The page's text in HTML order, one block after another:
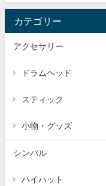
カテゴリー
アクセサリー
ドラムヘッド
スティック
小物・グッズ
シンバル
ハイハット